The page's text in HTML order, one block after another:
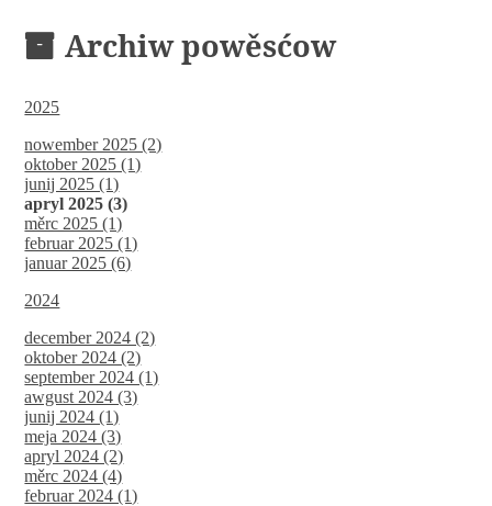
Archiw powěsćow
2025
nowember 2025 (2)
oktober 2025 (1)
junij 2025 (1)
apryl 2025 (3)
měrc 2025 (1)
februar 2025 (1)
januar 2025 (6)
2024
december 2024 (2)
oktober 2024 (2)
september 2024 (1)
awgust 2024 (3)
junij 2024 (1)
meja 2024 (3)
apryl 2024 (2)
měrc 2024 (4)
februar 2024 (1)